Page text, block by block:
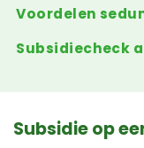
Voordelen
Subsidiecheck
Subsidie op